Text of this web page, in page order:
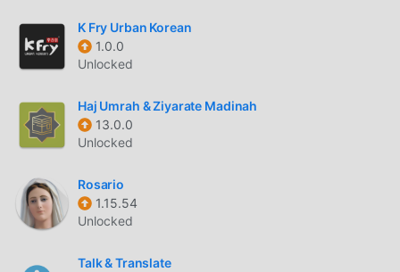
K Fry Urban Korean
1.0.0
Unlocked
Haj Umrah & Ziyarate Madinah
13.0.0
Unlocked
Rosario
1.15.54
Unlocked
Talk & Translate